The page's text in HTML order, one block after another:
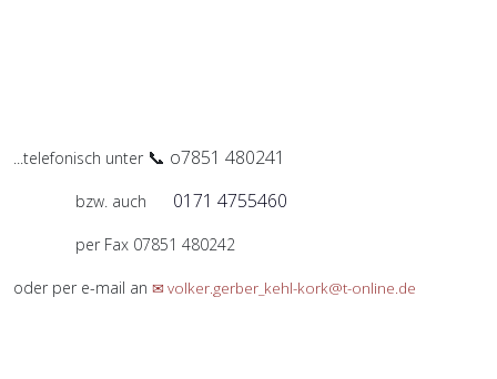
...telefonisch unter 📞 o7851 480241
bzw. auch 0171 4755460
per Fax 07851 480242
oder per e-mail an ✉ volker.gerber_kehl-kork@t-online.de